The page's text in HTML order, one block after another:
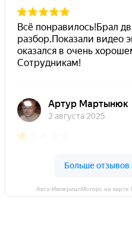
Авто-ИмпериалМоторс на